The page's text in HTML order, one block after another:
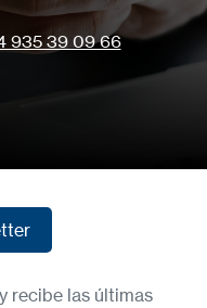
935 39 09 66
recibe las últimas